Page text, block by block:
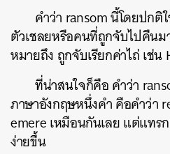
คำว่า ransomนี้โดยปกติ
ตัวเชลยหรือคนที่ถูกจับไปคืนม
หมายถึง ถูกจับเรียกค่าไถ่ เช่น
ที่น่าสนใจก็คือ คำว่า
ภาษาอังกฤษหนึ่งคำ คือคำว่า
emereเหมือนกันเลย แต่แทร
ง่ายขึ้น